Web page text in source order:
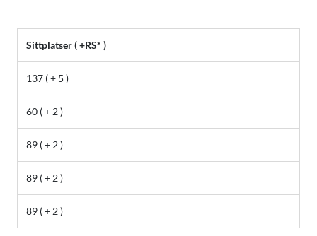
Sittplatser ( +RS* )
137 ( + 5 )
60 ( + 2 )
89 ( + 2 )
89 ( + 2 )
89 ( + 2 )